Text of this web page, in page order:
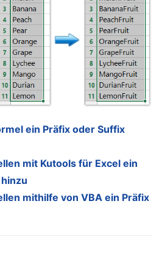
ein Präfix oder Suffix
mit Kutools für Excel ein
mithilfe von VBA ein Präfix